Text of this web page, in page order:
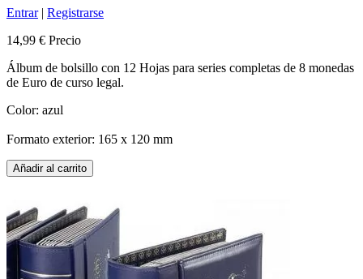
Entrar| Registrarse
14,99 € Precio
Álbum de bolsillo con 12 Hojas para series completas de 8 monedas
de Euro de curso legal.
Color: azul
Formato exterior: 165 x 120 mm
Añadir al carrito